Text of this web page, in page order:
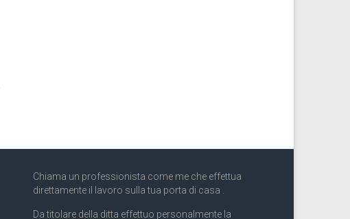
Chiama un professionista come me che effettua
direttamente il lavoro sulla tua porta di casa .
Da titolare della ditta effettuo personalmente la